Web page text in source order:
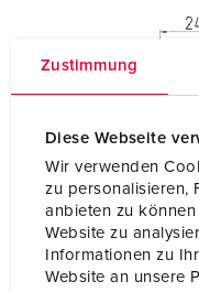
Zustimmung
Diese Webseite
Wir verwenden
zu personalisieren,
anbieten zu
Website zu
Informationen zu
Website an unsere